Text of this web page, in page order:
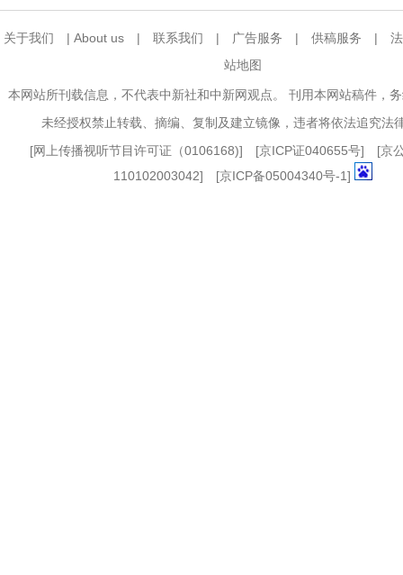
关于我们 | About us | 联系我们 | 广告服务 | 供稿服务 |
站地图
本网站所刊载信息，不代表中新社和中新网观点。 刊用本网站稿件，
未经授权禁止转载、摘编、复制及建立镜像，违者将依法追究法
[网上传播视听节目许可证（0106168)] [京ICP证040655号] [京
110102003042] [京ICP备05004340号-1]